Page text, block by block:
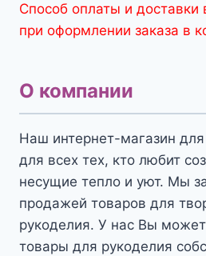
Способ оплаты и
при оформлении заказа в
О компании
Наш интернет-магазин
для всех тех, кто любит
несущие тепло и уют. Мы
продажей товаров для
рукоделия. У нас Вы
товары для рукоделия